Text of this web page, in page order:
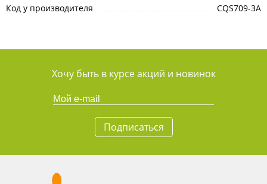
Код у производителя
CQS709-3A
Хочу быть в курсе акций и новинок
Подписаться